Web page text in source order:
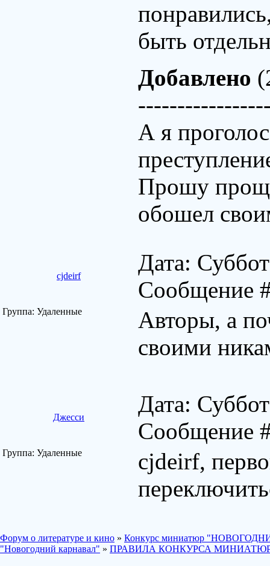
быть
Добавлено
А я
Прошу
обошел
cjdeirf
Дата:
Сообщение
Группа: Удаленные
Авторы, а
своими
Джесси
Дата:
Сообщение
Группа: Удаленные
cjdeirf,
Форум о литературе и кино » Конкурс миниатюр
"Новогодний карнавал" » ПРАВИЛА КОНКУРСА МИНИАТЮР